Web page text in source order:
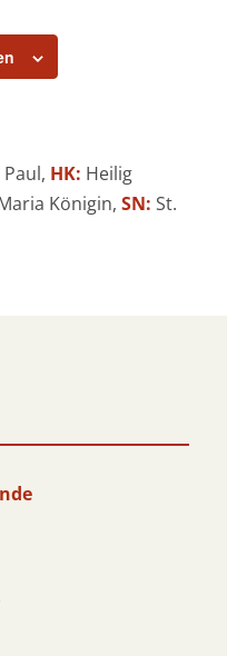
HK: Heilig
Königin, SN: St.